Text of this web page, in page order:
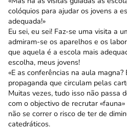
colóquios para ajudar os jovens a
adequada!»
Eu sei, eu sei! Faz-se uma visita a
admiram-se os aparelhos e os
que aquela é a escola mais
escolha, meus jovens!
«E as conferências na aula magna?
propaganda que circulam pelas
Muitas vezes, tudo isso não passa
com o objectivo de recrutar
não se correr o risco de ter de
catedráticos.